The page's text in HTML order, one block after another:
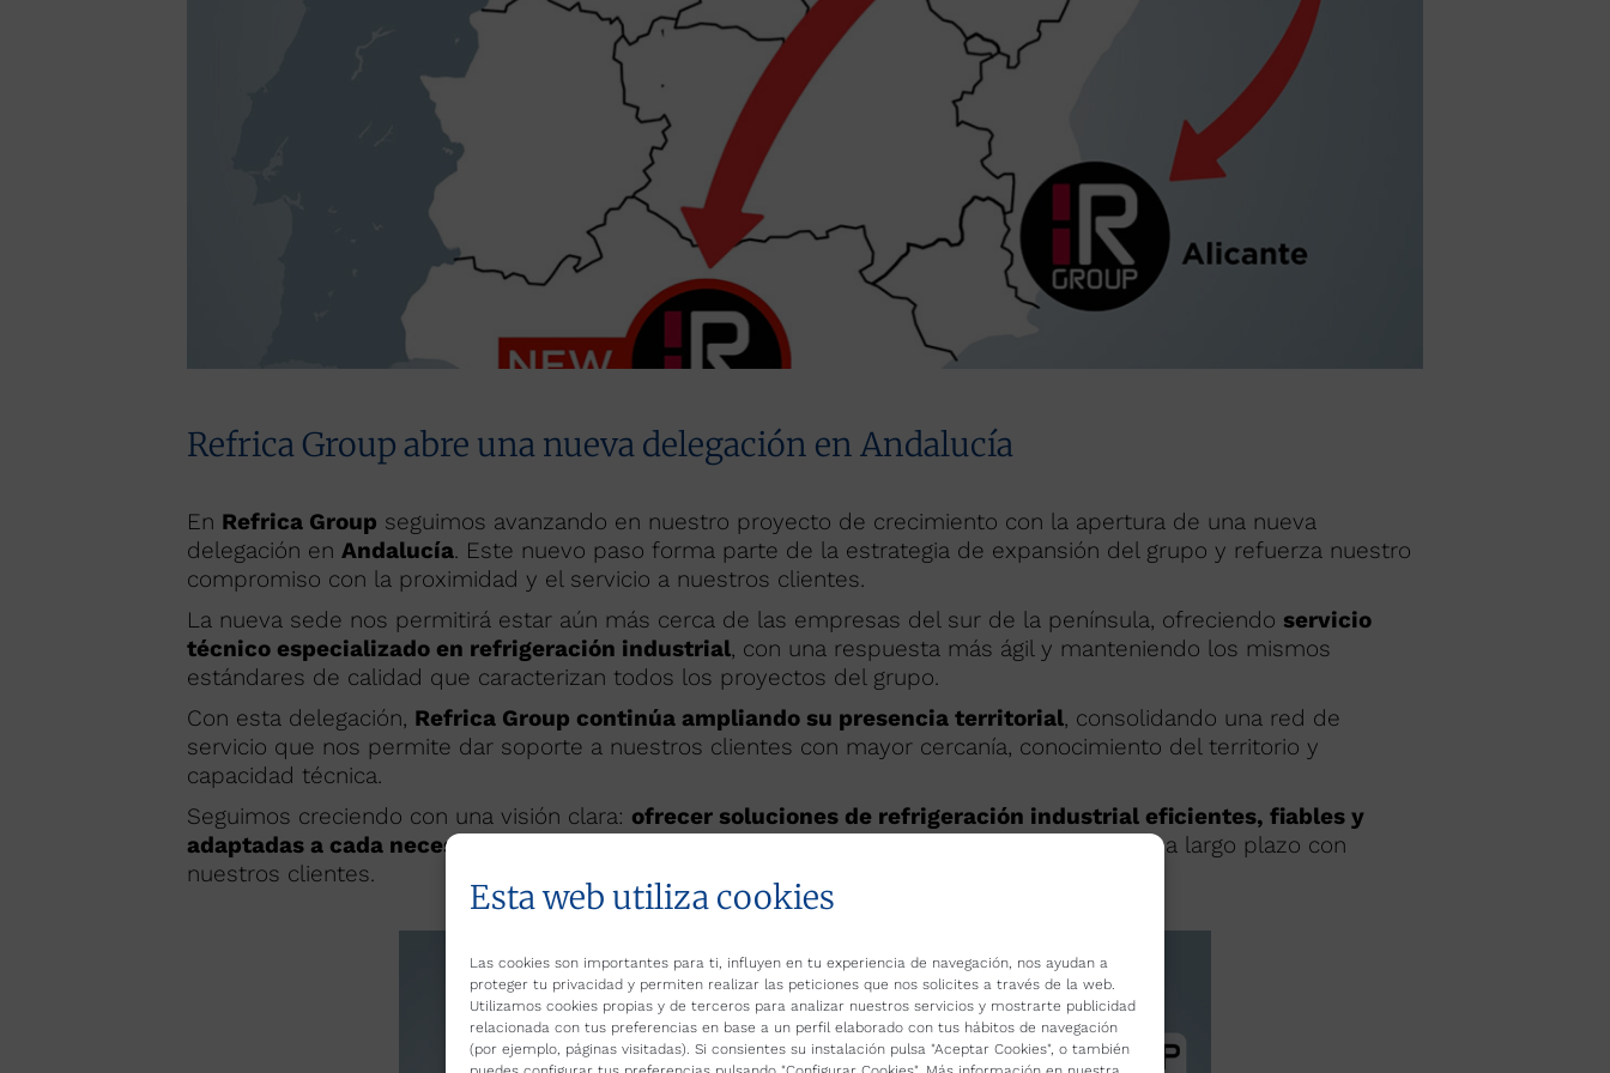
Esta web utiliza cookies
Las cookies son importantes para ti, influyen en tu experiencia de navegación, nos ayudan a
proteger tu privacidad y permiten realizar las peticiones que nos solicites a través de la web.
Utilizamos cookies propias y de terceros para analizar nuestros servicios y mostrarte publicidad
relacionada con tus preferencias en base a un perfil elaborado con tus hábitos de navegación
(por ejemplo, páginas visitadas). Si consientes su instalación pulsa "Aceptar Cookies", o también
Refrica Group abre una nueva delegación en Andalucía
En Refrica Group seguimos avanzando en nuestro proyecto de crecimiento con la apertura de una nueva
delegación enAndalucía. Este nuevo paso forma parte de la estrategia de expansión del grupo y refuerza nuestro
compromiso con la proximidad y el servicio a nuestros clientes.
La nueva sede nos permitirá estar aún más cerca de las empresas del sur de la península, ofreciendo servicio
técnico especializado en refrigeración industrial, con una respuesta más ágil y manteniendo los mismos
estándares de calidad que caracterizan todos los proyectos del grupo.
Con esta delegación, Refrica Group continúa ampliando su presencia territorial, consolidando una red de
servicio que nos permite dar soporte a nuestros clientes con mayor cercanía, conocimiento del territorio y
capacidad técnica.
Seguimos creciendo con una visión clara: ofrecer soluciones de refrigeración industrial eficientes, fiables y
adaptadas a cada necesidad
, siempre con el objetivo de construir relaciones de confianza a largo plazo con
nuestros clientes.